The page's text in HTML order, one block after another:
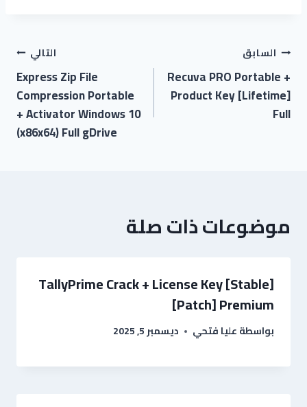
السابق
Recuva PRO Portable +
Product Key [Lifetime]
Full
التالي
Express Zip File
Compression Portable
+ Activator Windows 10
(x86x64) Full gDrive
موضوعات ذات صلة
TallyPrime Crack + License Key [Stable]
[Patch] Premium
بواسطةعليا فتحي ديسمبر 5, 2025